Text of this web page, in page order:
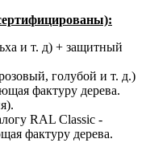
и т. д) + защитный
голубой и т. д.)
фактуру дерева.
RAL Classic -
фактуру дерева.